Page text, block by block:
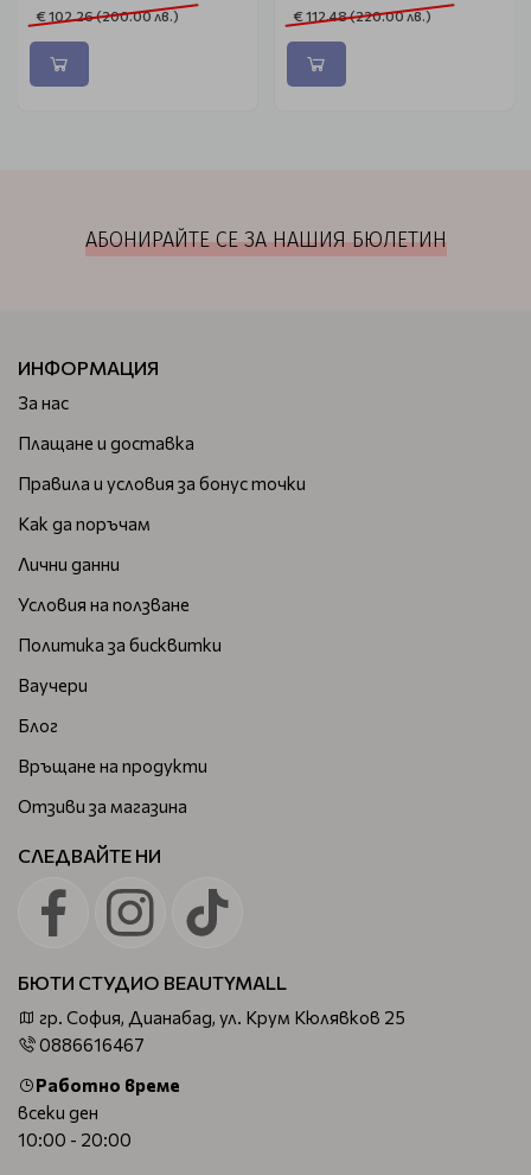
€ 102.26 (200.00 лв.) € 112.48 (220.00 лв.)
АБОНИРАЙТЕ СЕ ЗА НАШИЯ БЮЛЕТИН
ИНФОРМАЦИЯ
За нас
Плащане и доставка
Правила и условия за бонус точки
Как да поръчам
Лични данни
Условия на ползване
Политика за бисквитки
Ваучери
Блог
Връщане на продукти
Отзиви за магазина
СЛЕДВАЙТЕ НИ
БЮТИ СТУДИО BEAUTYMALL
гр. София, Дианабад, ул. Крум Кюлявков 25
0886616467
Работно време
всеки ден
10:00 - 20:00